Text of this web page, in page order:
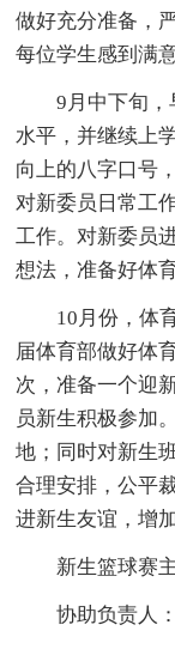
做好充分准备，
每位学生感到满
9月中下旬，
水平，并继续上
向上的八字口号
对新委员日常工
工作。对新委员
想法，准备好体
10月份，体育
届体育部做好体
次，准备一个迎
员新生积极参加
地；同时对新生
合理安排，公平
进新生友谊，增
新生篮球赛主
协助负责人：